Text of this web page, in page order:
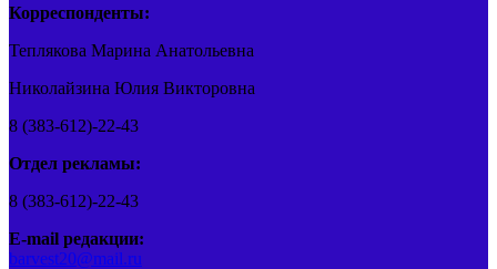
Корреспонденты:
Теплякова Марина Анатольевна
Николайзина Юлия Викторовна
8 (383-612)-22-43
Отдел рекламы:
8 (383-612)-22-43
E-mail редакции:
barvest20@mail.ru